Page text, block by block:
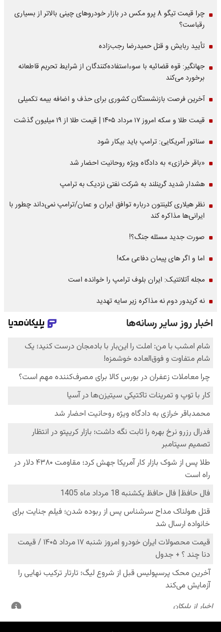
چرا قیمت تیگو 8 پرو مکس در بازار خودروهای چینی بالاتر از بسیاری
رقباست؟
تأیید ربایش و قتل حمیدرضا رجب‌زاده
جهانگیر: قوه قضائیه با سوءاستفاده‌کنندگان از شرایط تحریم قاطعانه
برخورد می‌کند
آخرین فرصت بازنشستگان کشوری برای حذف و اضافه بیمه تکمیلی
قیمت طلا و سکه امروز ۱۷ مرداد ۱۴۰۵ | قیمت طلا از ۱۹ میلیون گذشت
سناتور آمریکایی: ترامپ باید بیکار شود
«باقر خرازی» به دادگاه ویژه روحانیت احضار شد
هشدار شدید گرینلند به شرکت نفتی نزدیک به ترامپ
نظر هیلاری کلینتون درباره توافق ایران و عمان/ترامپ نمی‌داند چطور با
ایرانی‌ها مذاکره کند
صورت جدید مسئله جنگ؟!
اما و اگر های پیمان دفاعی مکه!
مجله آتلانتیک: ایران بلوف ترامپ را خوانده است
نه کریدور دوم نه مذاکره زیر سایه تهدید